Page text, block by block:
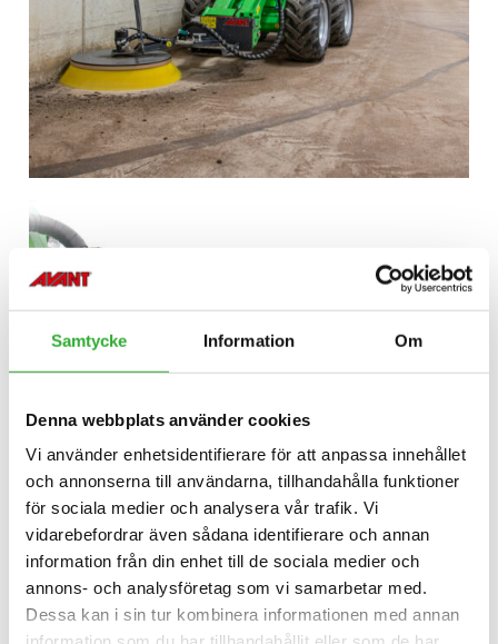
Samtycke Information Om
Denna webbplats använder cookies
Vi använder enhetsidentifierare för att anpassa innehållet
och annonserna till användarna, tillhandahålla funktioner
för sociala medier och analysera vår trafik. Vi
vidarebefordrar även sådana identifierare och annan
information från din enhet till de sociala medier och
annons- och analysföretag som vi samarbetar med.
Dessa kan i sin tur kombinera informationen med annan